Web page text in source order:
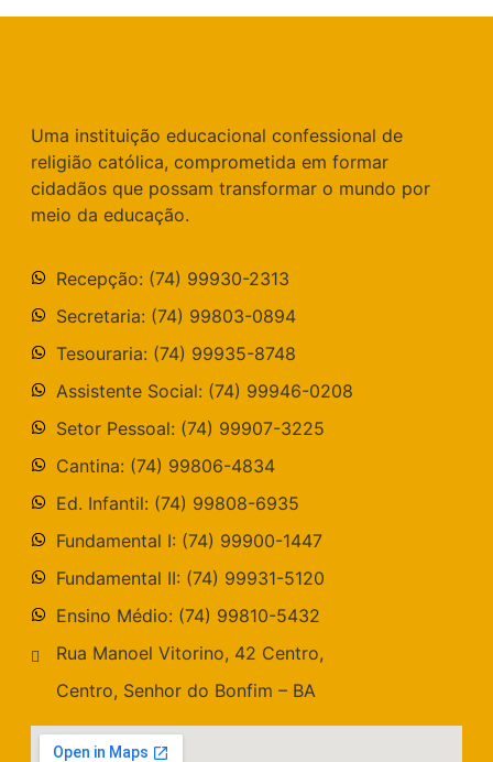
Uma instituição educacional confessional de
religião católica, comprometida em formar
cidadãos que possam transformar o mundo por
meio da educação.
Recepção: (74) 99930-2313
Secretaria: (74) 99803-0894
Tesouraria: (74) 99935-8748
Assistente Social: (74) 99946-0208
Setor Pessoal: (74) 99907-3225
Cantina: (74) 99806-4834
Ed. Infantil: (74) 99808-6935
Fundamental I: (74) 99900-1447
Fundamental II: (74) 99931-5120
Ensino Médio: (74) 99810-5432
Rua Manoel Vitorino, 42 Centro,
Centro, Senhor do Bonfim – BA